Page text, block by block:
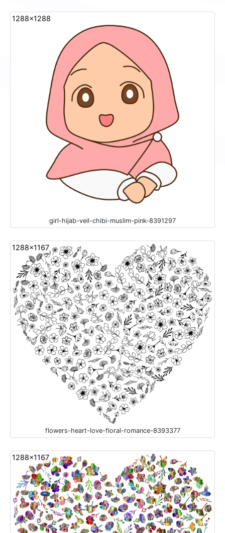
1288x1288
girl-hijab-veil-chibi-muslim-pink-8391297
1288x1167
flowers-heart-love-floral-romance-8393377
1288x1167